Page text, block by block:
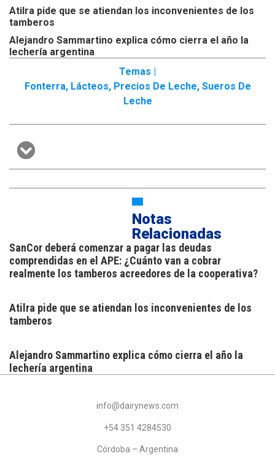
Atilra pide que se atiendan los inconvenientes de los
tamberos
Alejandro Sammartino explica cómo cierra el año la
lechería argentina
Temas |
Fonterra, Lácteos, Precios De Leche, Sueros De
Leche
Notas
Relacionadas
SanCor deberá comenzar a pagar las deudas
comprendidas en el APE: ¿Cuánto van a cobrar
realmente los tamberos acreedores de la cooperativa?
Atilra pide que se atiendan los inconvenientes de los
tamberos
Alejandro Sammartino explica cómo cierra el año la
lechería argentina
info@dairynews.com
+54 351 4284530
Córdoba – Argentina